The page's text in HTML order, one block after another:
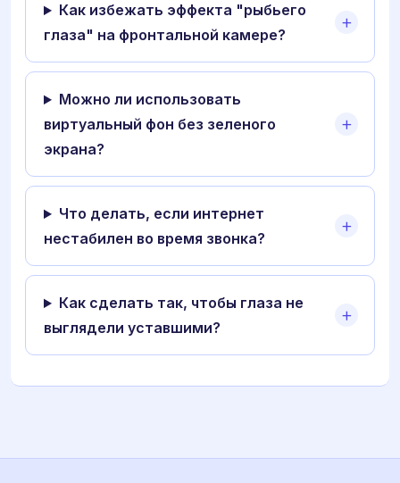
Как избежать эффекта "рыбьего
глаза" на фронтальной камере?
Можно ли использовать
виртуальный фон без зеленого
экрана?
Что делать, если интернет
нестабилен во время звонка?
Как сделать так, чтобы глаза не
выглядели уставшими?